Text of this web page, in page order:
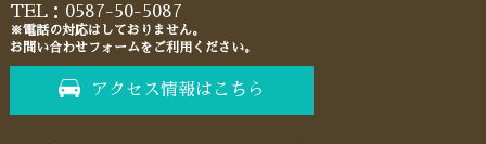
TEL： 0587-50-5087
※電話の対応はしておりません。
お問い合わせフォームをご利用ください。
アクセス情報はこちら